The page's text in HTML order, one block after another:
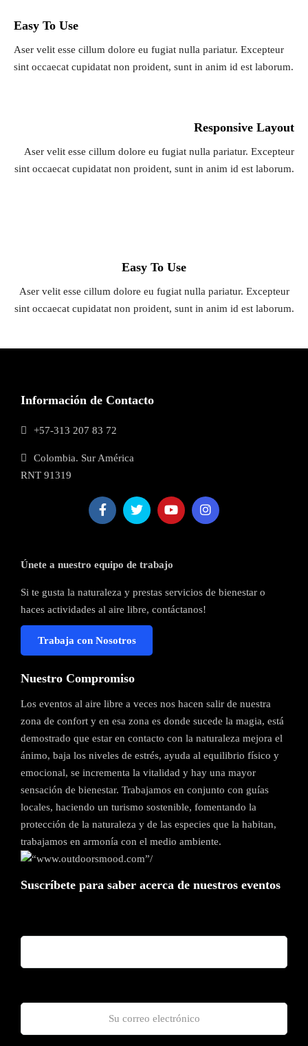
Easy To Use
Aser velit esse cillum dolore eu fugiat nulla pariatur. Excepteur
sint occaecat cupidatat non proident, sunt in anim id est laborum.
Responsive Layout
Aser velit esse cillum dolore eu fugiat nulla pariatur. Excepteur
sint occaecat cupidatat non proident, sunt in anim id est laborum.
Easy To Use
Aser velit esse cillum dolore eu fugiat nulla pariatur. Excepteur
sint occaecat cupidatat non proident, sunt in anim id est laborum.
Información de Contacto
+57-313 207 83 72
Colombia. Sur América
RNT 91319
Únete a nuestro equipo de trabajo
Si te gusta la naturaleza y prestas servicios de bienestar o
haces actividades al aire libre, contáctanos!
Trabaja con Nosotros
Nuestro Compromiso
Los eventos al aire libre a veces nos hacen salir de nuestra
zona de confort y en esa zona es donde sucede la magia, está
demostrado que estar en contacto con la naturaleza mejora el
ánimo, baja los niveles de estrés, ayuda al equilibrio físico y
emocional, se incrementa la vitalidad y hay una mayor
sensación de bienestar. Trabajamos en conjunto con guías
locales, haciendo un turismo sostenible, fomentando la
protección de la naturaleza y de las especies que la habitan,
trabajamos en armonía con el medio ambiente.
Suscríbete para saber acerca de nuestros eventos